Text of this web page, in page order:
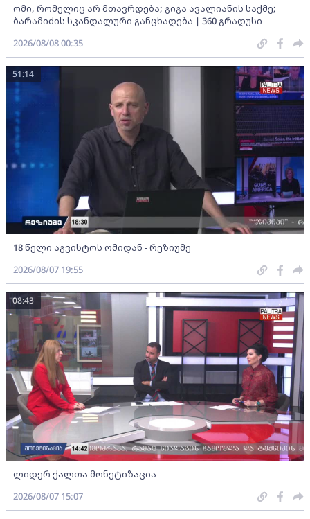
ომი, რომელიც არ მთავრდება; გიგა ავალიანის საქმე;
ბარამიძის სკანდალური განცხადება | 360 გრადუსი
2026/08/08 00:35
18 წელი აგვისტოს ომიდან - რეზიუმე
51:14
2026/08/07 19:55
ლიდერ ქალთა მონეტიზაცია
08:43
2026/08/07 15:07